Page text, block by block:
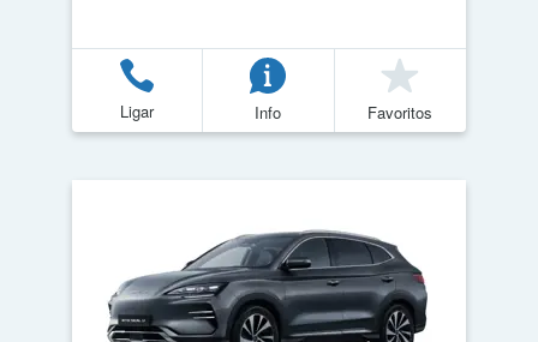
Ligar Info Favoritos